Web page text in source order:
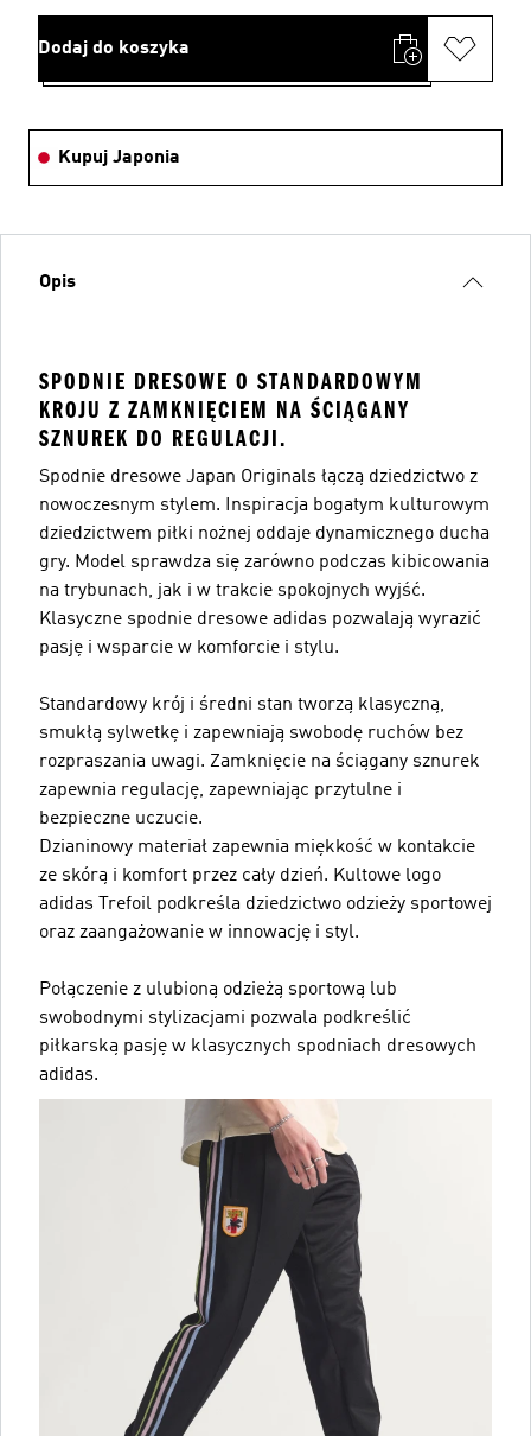
Dodaj do koszyka
Kupuj Japonia
Opis
SPODNIE DRESOWE O STANDARDOWYM
KROJU Z ZAMKNIĘCIEM NA ŚCIĄGANY
SZNUREK DO REGULACJI.
Spodnie dresowe Japan Originals łączą dziedzictwo z
nowoczesnym stylem. Inspiracja bogatym kulturowym
dziedzictwem piłki nożnej oddaje dynamicznego ducha
gry. Model sprawdza się zarówno podczas kibicowania
na trybunach, jak i w trakcie spokojnych wyjść.
Klasyczne spodnie dresowe adidas pozwalają wyrazić
pasję i wsparcie w komforcie i stylu.
Standardowy krój i średni stan tworzą klasyczną,
smukłą sylwetkę i zapewniają swobodę ruchów bez
rozpraszania uwagi. Zamknięcie na ściągany sznurek
zapewnia regulację, zapewniając przytulne i
bezpieczne uczucie.
Dzianinowy materiał zapewnia miękkość w kontakcie
ze skórą i komfort przez cały dzień. Kultowe logo
adidas Trefoil podkreśla dziedzictwo odzieży sportowej
oraz zaangażowanie w innowację i styl.
Połączenie z ulubioną odzieżą sportową lub
swobodnymi stylizacjami pozwala podkreślić
piłkarską pasję w klasycznych spodniach dresowych
adidas.